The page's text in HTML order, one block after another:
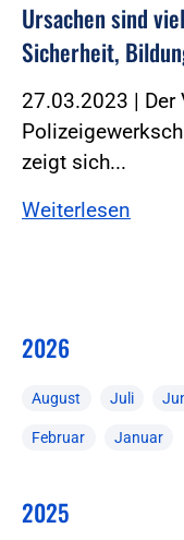
Ursachen sind
Sicherheit,
27.03.2023 | Der
zeigt sich...
Weiterlesen
2026
August Juli
Februar Januar
2025